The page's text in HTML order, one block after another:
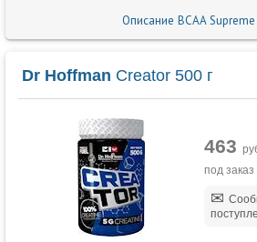
Описание BCAA
Dr Hoffman Creator 500 г
463
под заказ